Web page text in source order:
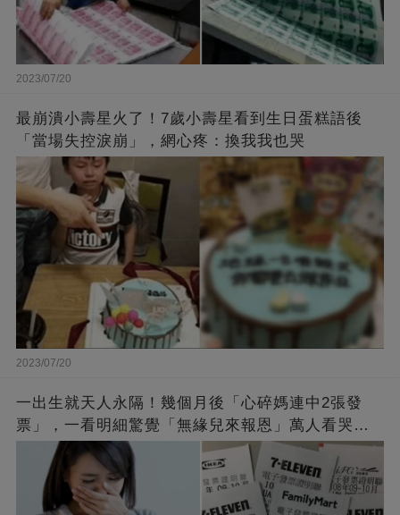
2023/07/20
最崩潰小壽星火了！7歲小壽星看到生日蛋糕語後
「當場失控淚崩」，網心疼：換我我也哭
2023/07/20
一出生就天人永隔！幾個月後「心碎媽連中2張發
票」，一看明細驚覺「無緣兒來報恩」萬人看哭：
會再相遇的